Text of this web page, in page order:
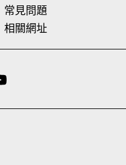
常見問題
相關網址